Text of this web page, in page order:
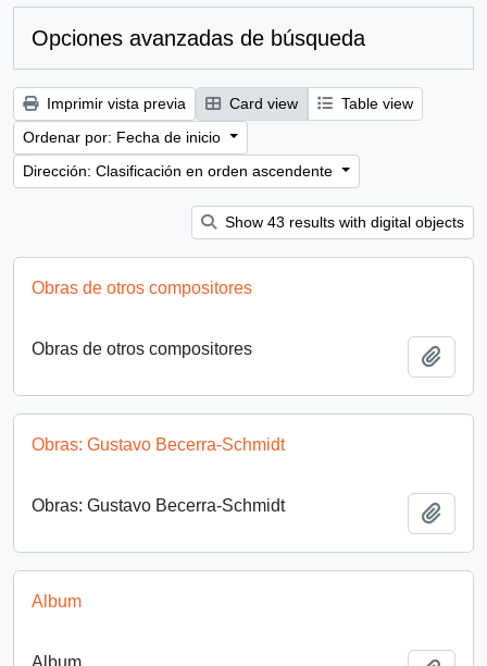
Opciones avanzadas de búsqueda
Imprimir vista previa Card view
Table view
Ordenar por: Fecha de inicio
Dirección: Clasificación en orden ascendente
Show 43 results with digital objects
Obras de otros compositores
Obras de otros compositores
Obras: Gustavo Becerra-Schmidt
Obras: Gustavo Becerra-Schmidt
Album
Album